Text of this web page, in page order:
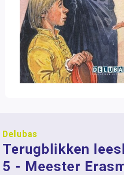
Delubas
Terugblikken
5 - Meester